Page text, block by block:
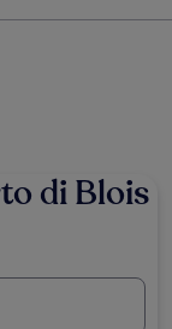
di Blois